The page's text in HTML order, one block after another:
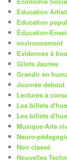
Education
Education
Éducation-
environnement
Evidences à
Gilets Jaunes
Grandir en
Journée debout
Lectures à
Les billets
Les billets
Musique-Arts
Neuro-
Non classé
Nouvelles